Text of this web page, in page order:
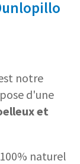
notre
d'une
et
naturel